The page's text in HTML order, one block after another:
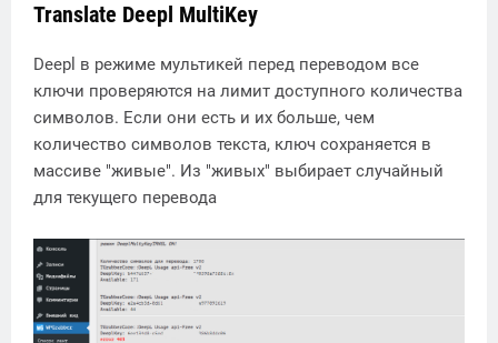
Translate Deepl MultiKey
Deepl в режиме мультикей перед переводом все
ключи проверяются на лимит доступного количества
символов. Если они есть и их больше, чем
количество символов текста, ключ сохраняется в
массиве "живые". Из "живых" выбирает случайный
для текущего перевода